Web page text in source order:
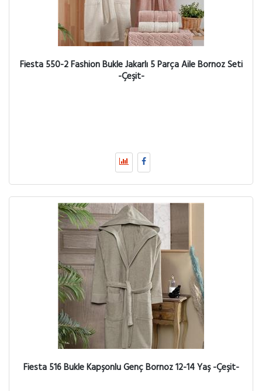
Fiesta 550-2 Fashion Bukle Jakarlı 5 Parça Aile Bornoz Seti
-Çeşit-
Fiesta 516 Bukle Kapşonlu Genç Bornoz 12-14 Yaş -Çeşit-